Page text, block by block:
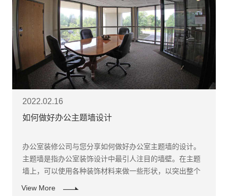
2022.02.16
如何做好办公主题墙设计
办公室装修公司与您分享如何做好办公室主题墙的设计。
主题墙是指办公室装饰设计中最引人注目的墙壁。在主题
墙上，可以使用各种装饰材料来做一些形状，以突出整个
View More